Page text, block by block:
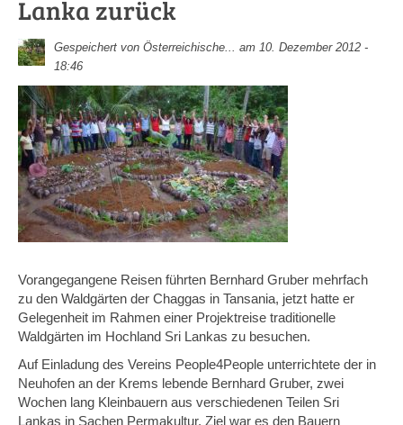
Lanka zurück
Gespeichert von Österreichische... am 10. Dezember 2012 -
18:46
Vorangegangene Reisen führten Bernhard Gruber mehrfach
zu den Waldgärten der Chaggas in Tansania, jetzt hatte er
Gelegenheit im Rahmen einer Projektreise traditionelle
Waldgärten im Hochland Sri Lankas zu besuchen.
Auf Einladung des Vereins People4People unterrichtete der in
Neuhofen an der Krems lebende Bernhard Gruber, zwei
Wochen lang Kleinbauern aus verschiedenen Teilen Sri
Lankas in Sachen Permakultur. Ziel war es den Bauern